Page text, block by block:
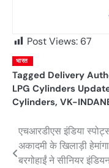
Post Views: 67
भारत
Tagged Delivery
LPG Cylinders
Cylinders, VK-
Post
navigation
एचआरडीएस इंडिया
अकादमी के खिलाड़ी हेमांगा
बरगोहाईं ने सीनियर